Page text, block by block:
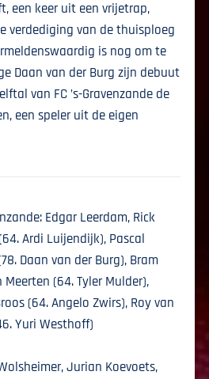
een keer uit een vrijetrap,
verdediging van de thuisploeg
is nog om te
Daan van der Burg zijn debuut
van FC ’s-Gravenzande de
een speler uit de eigen
Edgar Leerdam, Rick
Ardi Luijendijk), Pascal
Daan van der Burg), Bram
(64. Tyler Mulder),
(64. Angelo Zwirs), Roy van
Yuri Westhoff)
Jurian Koevoets,